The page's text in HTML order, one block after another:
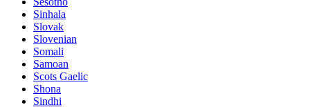
Sinhala
Slovak
Slovenian
Somali
Samoan
Scots Gaelic
Shona
Sindhi